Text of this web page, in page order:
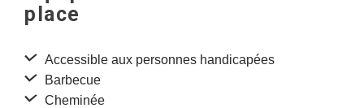
place
Accessible aux personnes handicapées
Barbecue
Cheminée